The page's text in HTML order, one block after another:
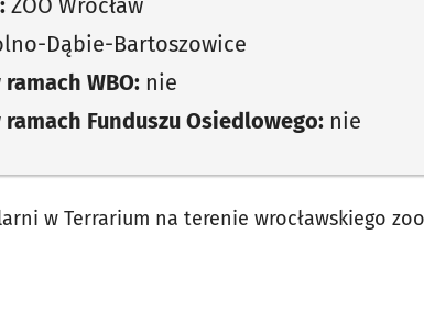
ZOO Wrocław
Dąbie-Bartoszowice
WBO: nie
Funduszu Osiedlowego: nie
w Terrarium na terenie wrocławskiego